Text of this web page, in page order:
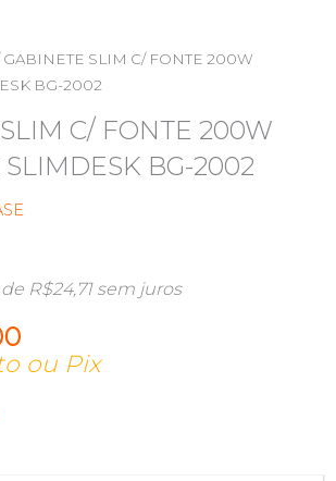
GABINETE SLIM C/ FONTE 200W
BG-2002
C/ FONTE 200W
BG-2002
R$24,71sem juros
ou Pix